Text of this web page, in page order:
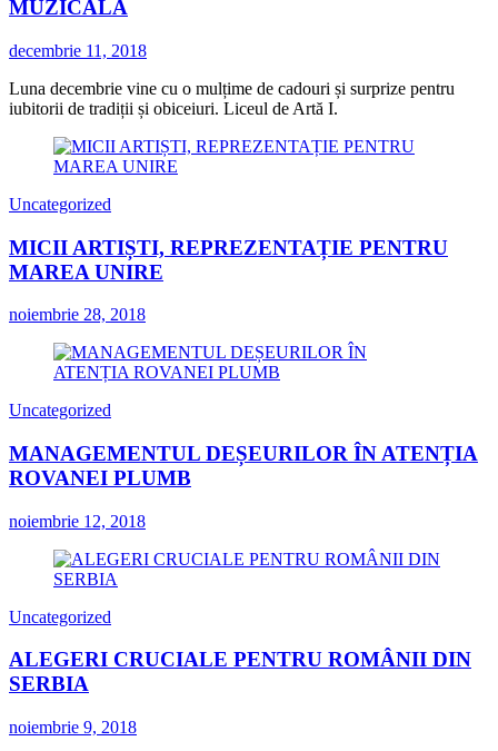
MUZICALĂ
decembrie 11, 2018
Luna decembrie vine cu o mulțime de cadouri și surprize pentru
iubitorii de tradiții și obiceiuri. Liceul de Artă I.
Uncategorized
MICII ARTIȘTI, REPREZENTAȚIE PENTRU
MAREA UNIRE
noiembrie 28, 2018
Uncategorized
MANAGEMENTUL DEȘEURILOR ÎN ATENȚIA
ROVANEI PLUMB
noiembrie 12, 2018
Uncategorized
ALEGERI CRUCIALE PENTRU ROMÂNII DIN
SERBIA
noiembrie 9, 2018